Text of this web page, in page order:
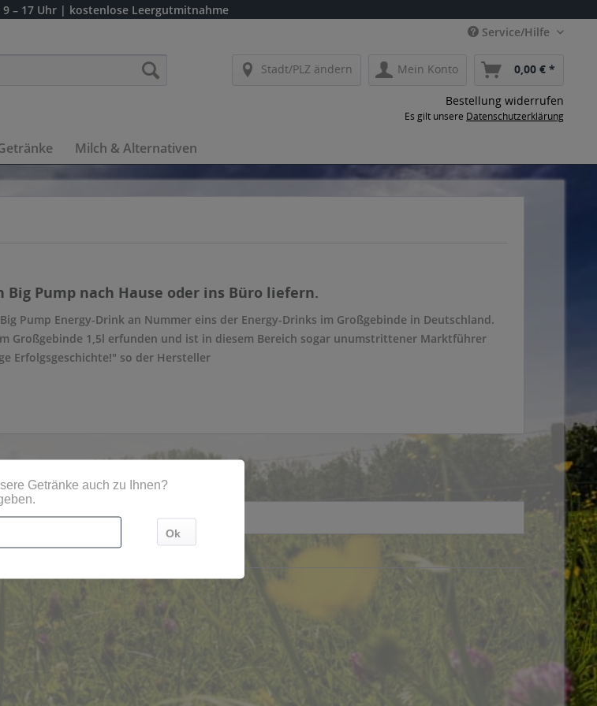
9 – 17 Uhr | kostenlose Leergutmitnahme
Service/Hilfe
Stadt/PLZ ändern Mein Konto 0,00 € *
Bestellung widerrufen
Es gilt unsere Datenschutzerklärung
Milch & Alternativen
Big Pump nach Hause oder ins Büro liefern.
Pump Energy-Drink an Nummer eins der Energy-Drinks im Großgebinde in Deutschland.
Großgebinde 1,5l erfunden und ist in diesem Bereich sogar unumstrittener Marktführer
Erfolgsgeschichte!" so der Hersteller
Gebieten geliefert